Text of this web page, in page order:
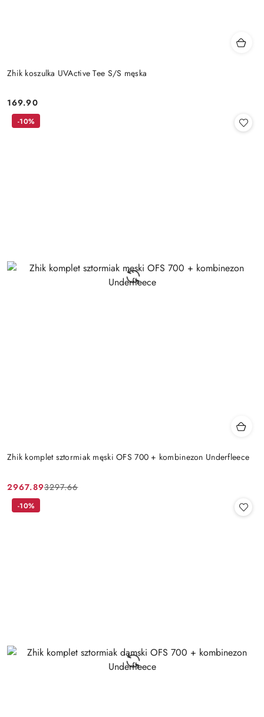
Zhik koszulka UVActive Tee S/S męska
Cena:
169.90
Zhik komplet sztormiak męski OFS 700 + kombinezon Underfleece
Cena
promocyjna:
2967.89
Cena
przed
3297.66
-10%
-10%